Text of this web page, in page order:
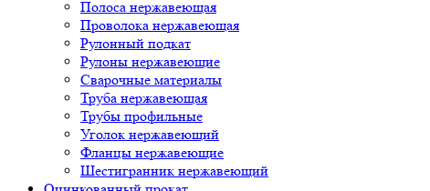
Полоса нержавеющая
Проволока нержавеющая
Рулонный подкат
Рулоны нержавеющие
Сварочные материалы
Труба нержавеющая
Трубы профильные
Уголок нержавеющий
Фланцы нержавеющие
Шестигранник нержавеющий